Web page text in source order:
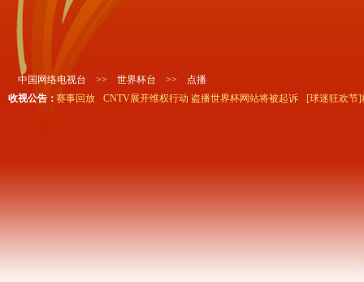
中国网络电视台 >> 世界杯台 >> 点播
收视公告：
拉"完整赛事回放 CNTV展开维权行动 盗播世界杯网站将被起诉 [球迷狂欢节]